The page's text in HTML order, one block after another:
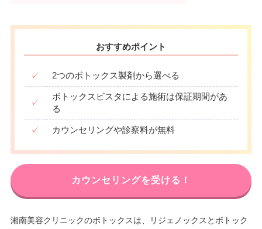
おすすめポイント
✓ 2つのボトックス製剤から選べる
✓
ボトックスビスタによる施術は保証期間があ
る
✓ カウンセリングや診察料が無料
カウンセリングを受ける！
湘南美容クリニックのボトックスは、リジェノックスとボトック